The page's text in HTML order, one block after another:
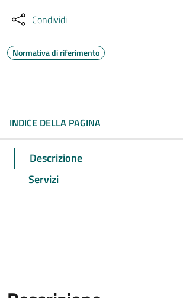
Condividi
Normativa di riferimento
INDICE DELLA PAGINA
Descrizione
Servizi